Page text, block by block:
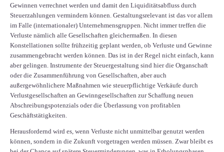
Gewinnen verrechnet werden und damit den Liquiditätsabfluss durch
Steuerzahlungen vermindern können. Gestaltungsrelevant ist das vor allem
im Falle (internationaler) Unternehmensgruppen. Nicht immer treffen die
Verluste nämlich alle Gesellschaften gleichermaßen. In diesen
Konstellationen sollte frühzeitig geplant werden, ob Verluste und Gewinne
zusammengebracht werden können. Das ist in der Regel nicht einfach, kann
aber gelingen. Instrumente der Steuergestaltung sind hier die Organschaft
oder die Zusammenführung von Gesellschaften, aber auch
außergewöhnlichere Maßnahmen wie steuerpflichtige Verkäufe durch
Verlustgesellschaften an Gewinngesellschaften zur Schaffung neuen
Abschreibungspotenzials oder die Überlassung von profitablen
Geschäftstätigkeiten.
Herausfordernd wird es, wenn Verluste nicht unmittelbar genutzt werden
können, sondern in die Zukunft vorgetragen werden müssen. Zwar bleibt es